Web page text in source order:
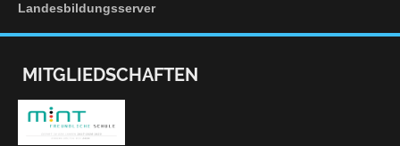
Landesbildungsserver
MITGLIEDSCHAFTEN